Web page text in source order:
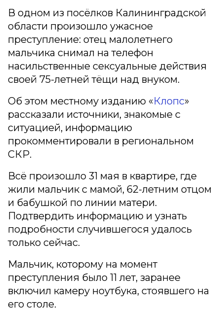
В одном из посёлков Калининградской
области произошло ужасное
преступление: отец малолетнего
мальчика снимал на телефон
насильственные сексуальные действия
своей 75-летней тёщи над внуком.
Об этом местному изданию «Клопс»
рассказали источники, знакомые с
ситуацией, информацию
прокомментировали в региональном
СКР.
Всё произошло 31 мая в квартире, где
жили мальчик с мамой, 62-летним отцом
и бабушкой по линии матери.
Подтвердить информацию и узнать
подробности случившегося удалось
только сейчас.
Мальчик, которому на момент
преступления было 11 лет, заранее
включил камеру ноутбука, стоявшего на
его столе.